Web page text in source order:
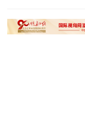
休达地方政府说非